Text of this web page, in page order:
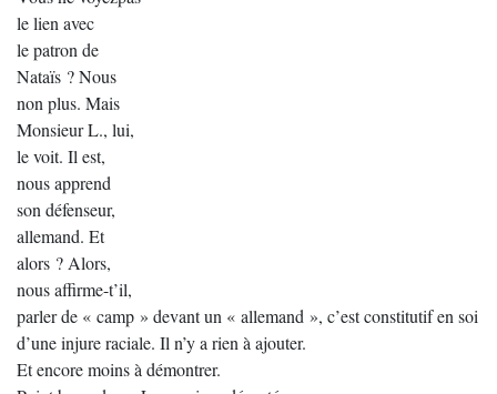
le lien avec
le patron de
Nataïs ? Nous
non plus. Mais
Monsieur L., lui,
le voit. Il est,
nous apprend
son défenseur,
allemand. Et
alors ? Alors,
nous affirme-t’il,
parler de « camp » devant un « allemand », c’est constitutif en soi
d’une injure raciale. Il n’y a rien à ajouter.
Et encore moins à démontrer.